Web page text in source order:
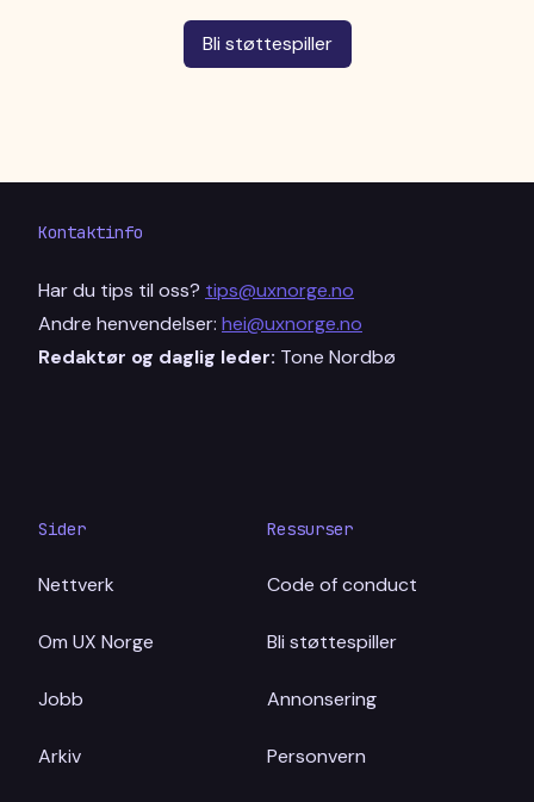
Bli støttespiller
Kontaktinfo
Har du tips til oss? tips@uxnorge.no
Andre henvendelser: hei@uxnorge.no
Redaktør og daglig leder: Tone Nordbø
Sider
Nettverk
Om UX Norge
Jobb
Arkiv
Ressurser
Code of conduct
Bli støttespiller
Annonsering
Personvern